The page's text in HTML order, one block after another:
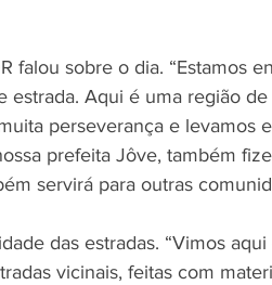
falou sobre o dia. “Estamos
Aqui é uma região
perseverança e levamos
prefeita Jôve, também
servirá para outras
das estradas. “Vimos
vicinais, feitas com